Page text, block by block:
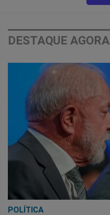
DESTAQUE AGORA
POLÍTICA